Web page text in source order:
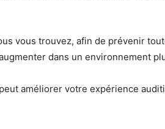
vous trouvez, afin de prévenir
dans un environnement
améliorer votre expérience